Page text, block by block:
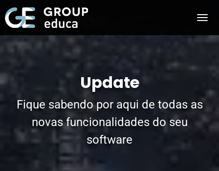
Update
Fique sabendo por aqui de todas as
novas funcionalidades do seu
software